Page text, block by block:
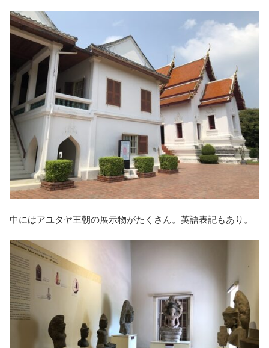
中にはアユタヤ王朝の展示物がたくさん。英語表記もあり。